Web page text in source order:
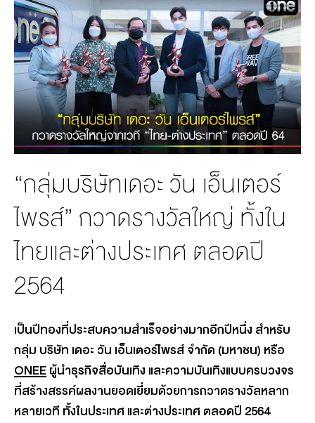
BOARD OF
DIRECTORS
MANAGEMENT
TEAM
ORGANIZATION
CHART
AWARDS
ACTS
STUDIO
“กลุ่มบริษัทเดอะ วัน เอ็นเตอร์
ไพรส์” กวาดรางวัลใหญ่ ทั้งใน
ไทยและต่างประเทศ ตลอดปี
2564
เป็นปีทองที่ประสบความสำเร็จอย่างมากอีกปีหนึ่ง สำหรับ
กลุ่ม บริษัท เดอะ วัน เอ็นเตอร์ไพรส์ จำกัด (มหาชน) หรือ
ONEEผู้นำธุรกิจสื่อบันเทิง และความบันเทิงแบบครบวงจร
ที่สร้างสรรค์ผลงานยอดเยี่ยมด้วยการกวาดรางวัลหลาก
หลายเวที ทั้งในประเทศ และต่างประเทศ ตลอดปี 2564